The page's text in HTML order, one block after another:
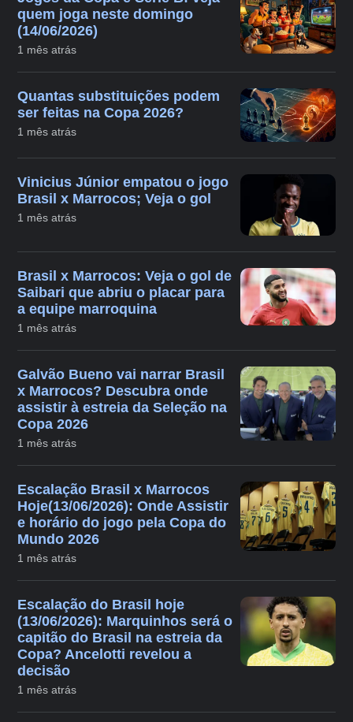
quem joga neste domingo
(14/06/2026)
1 mês atrás
Quantas substituições podem
ser feitas na Copa 2026?
1 mês atrás
Vinicius Júnior empatou o jogo
Brasil x Marrocos; Veja o gol
1 mês atrás
Brasil x Marrocos: Veja o gol de
Saibari que abriu o placar para
a equipe marroquina
1 mês atrás
Galvão Bueno vai narrar Brasil
x Marrocos? Descubra onde
assistir à estreia da Seleção na
Copa 2026
1 mês atrás
Escalação Brasil x Marrocos
Hoje(13/06/2026): Onde Assistir
e horário do jogo pela Copa do
Mundo 2026
1 mês atrás
Escalação do Brasil hoje
(13/06/2026): Marquinhos será o
capitão do Brasil na estreia da
Copa? Ancelotti revelou a
decisão
1 mês atrás